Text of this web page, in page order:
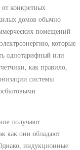
от конкретных
домов обычно
помещений
которые
однотарифный или
как правило,
системы
получают
как они обладают
индукционные